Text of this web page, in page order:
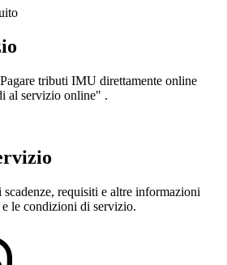
tributi IMU direttamente online
al servizio online" .
requisiti e altre informazioni
le condizioni di servizio.